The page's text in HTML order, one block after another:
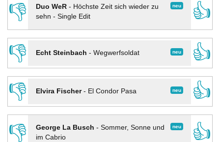
👎
neu
Duo WeR- Höchste Zeit sich wieder zu
sehn - Single Edit
👍
👎
neu
Echt Steinbach - Wegwerfsoldat
👍
👎
neu
Elvira Fischer- El Condor Pasa
👍
👎
neu
George La Busch - Sommer, Sonne und
im Cabrio
👍